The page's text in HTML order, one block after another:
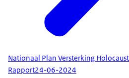
Nationaal Plan Versterking
Rapport24-06-2024